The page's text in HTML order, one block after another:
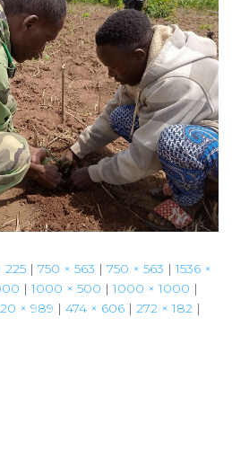
225 | 750 × 563 | 750 × 563 | 1536 ×
| 1000 × 500 | 1000 × 1000 |
× 989 | 474 × 606 | 272 × 182 |